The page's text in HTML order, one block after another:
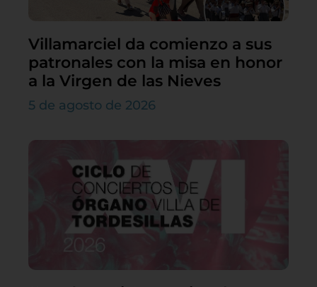
Villamarciel da comienzo a sus
patronales con la misa en honor
a la Virgen de las Nieves
5 de agosto de 2026